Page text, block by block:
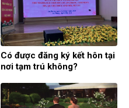
Có được đăng ký kết hôn tại
nơi tạm trú không?